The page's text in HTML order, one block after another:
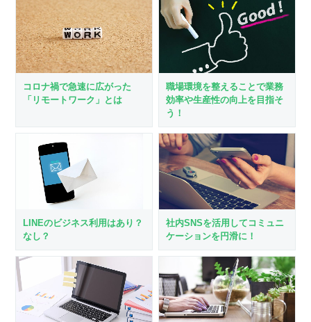
コロナ禍で急速に広がった
「リモートワーク」とは
職場環境を整えることで業務
効率や生産性の向上を目指そ
う！
LINEのビジネス利用はあり？
なし？
社内SNSを活用してコミュニ
ケーションを円滑に！